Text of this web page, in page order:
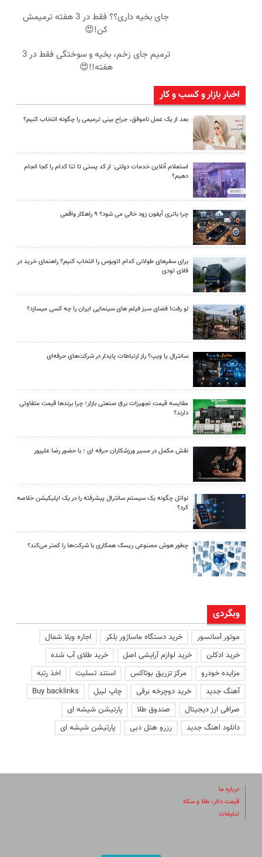
جای بخیه داری؟؟ فقط در 3 هفته ترمیمش
کن!😍
ترمیم جای زخم، بخیه و سوختگی فقط در 3
هفته!!😍
اخبار بازار و کسب و کار
بعد از یک عمل ناموفق، جراح بینی ترمیمی را چگونه انتخاب کنیم؟
استعلام آنلاین خدمات دولتی: از کد پستی تا ثنا کدام را کجا انجام
دهیم؟
چرا باتری آیفون زود خالی می شود؟ ۹ راهکار واقعی
برای سفرهای طولانی کدام اتوبوس را انتخاب کنیم؟ راهنمای خرید در
فلای تودی
لو رفت! فضای سبز فیلم های سینمایی ایران را چه کسی میسازد؟
سانترال یا ویپ؟ راز ارتباطات پایدار در شرکت‌های حرفه‌ای
مقایسه قیمت تجهیزات برق صنعتی بازار؛ چرا برندها قیمت متفاوتی
دارند؟
نقش مکمل در مسیر ورزشکاران حرفه ای ؛ با حضور رضا علیپور
نواتل چگونه یک سیستم سانترال پیشرفته را در یک اپلیکیشن خلاصه
کرد؟
چطور هوش مصنوعی ریسک همکاری با شرکت‌ها را کمتر می‌کند؟
وبگردی
موتور آسانسور خرید دستگاه ماساژور بلکر
اجاره ویلا شمال
خرید ادکلن
خرید لوازم آرایشی اصل
خرید طلای آب شده
مزایده خودرو
مرکز تزریق بوتاکس استند تسلیت
اخذ رتبه
آهنگ جدید
خرید دوچرخه برقی چاپ لیبل
Buy backlinks
صرافی ارز دیجیتال
صندوق طلا
پارتیشن شیشه ای
دانلود اهنگ جدید
رزرو هتل دبی پارتیشن شیشه ای
درباره ما
قیمت دلار، طلا و سکه
تبلیغات